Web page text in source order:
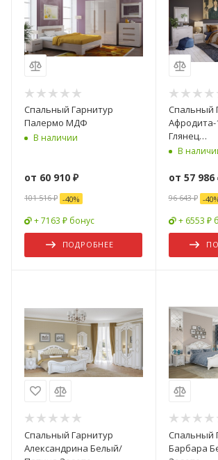
Спальный Гарнитур
Палермо МДФ
В наличии
от 60 910 ₽
101 516 ₽ -40%
+ 7163 ₽ бонус
ПОДРОБНЕЕ
Спальный
Глянец
В
от 57 986
96 643 ₽ -40
+ 6553 ₽
Спальный Гарнитур
Александрина Белый/
Спальный
Барбара